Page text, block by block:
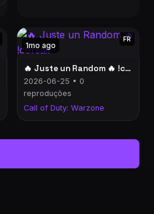
1mo ago
FR
🔥 Juste un Random 🔥 !corsair
2026-06-25 • 0
reproduções
Call of Duty: Warzone